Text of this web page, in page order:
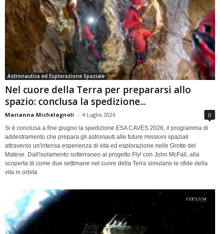
Astronautica ed Esplorazione Spaziale
Nel cuore della Terra per prepararsi allo
spazio: conclusa la spedizione...
Marianna Michelagnoli - 4 Luglio 2026 0
Si è conclusa a fine giugno la spedizione ESA CAVES 2026, il programma di
addestramento che prepara gli astronauti alle future missioni spaziali
attraverso un'intensa esperienza di vita ed esplorazione nelle Grotte del
Matese. Dall'isolamento sotterraneo al progetto Fly! con John McFall, alla
scoperta di come due settimane nel cuore della Terra simulano le sfide della
vita in orbita